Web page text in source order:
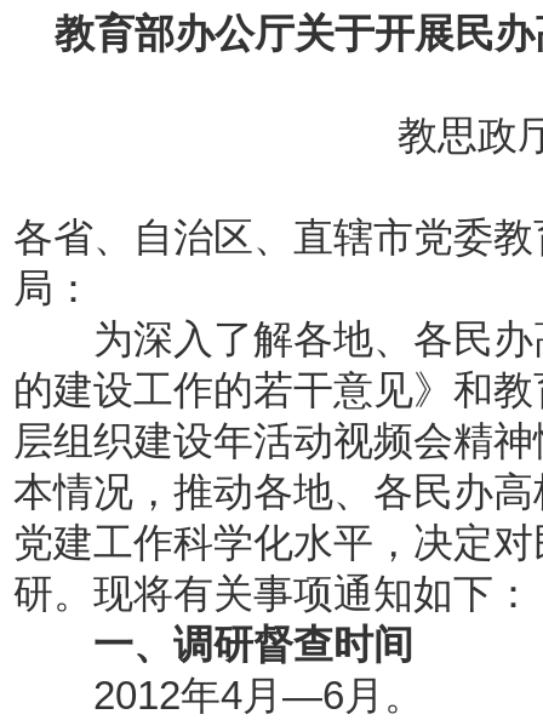
教育部办公厅关于开展民
教思政
各省、自治区、直辖市党委
局：
为深入了解各地、各民办
的建设工作的若干意见》和
层组织建设年活动视频会精
本情况，推动各地、各民办
党建工作科学化水平，决定
研。现将有关事项通知如下：
一、调研督查时间
2012年4月—6月。